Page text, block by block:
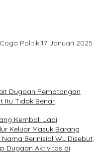
Politik|17 Januari 2025
Dugaan Pemotongan
Itu Tidak Benar
Kembali Jadi
Keluar Masuk Barang
Berinisial WL Disebut,
Dugaan Aktivitas di